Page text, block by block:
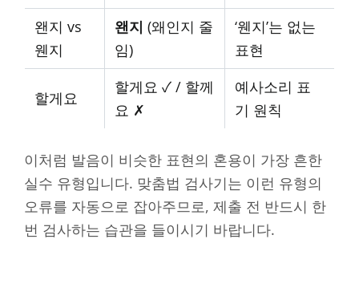
왠지 vs
웬지
왠지 (왜인지 줄
임)
‘웬지’는 없는
표현
할게요
할게요 ✓ / 할께
요 ✗
예사소리 표
기 원칙
이처럼 발음이 비슷한 표현의 혼용이 가장 흔한
실수 유형입니다. 맞춤법 검사기는 이런 유형의
오류를 자동으로 잡아주므로, 제출 전 반드시 한
번 검사하는 습관을 들이시기 바랍니다.